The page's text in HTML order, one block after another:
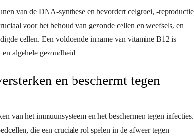
van de DNA-synthese en bevordert celgroei, -reproductie
voor het behoud van gezonde cellen en weefsels, en
cellen. Een voldoende inname van vitamine B12 is
algehele gezondheid.
en beschermt tegen
van het immuunsysteem en het beschermen tegen infecties.
die een cruciale rol spelen in de afweer tegen